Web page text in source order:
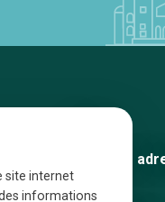
De beste
Blog
site internet
informations